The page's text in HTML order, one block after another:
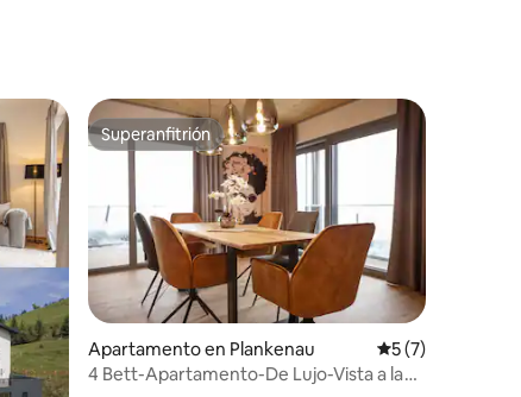
Superanfitrión
Superanfitrión
Apartamento en Plankenau Calificación
5 (7)
4 Bett-Apartamento-De Lujo-Vista a la